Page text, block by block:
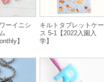
ーイニシ
】
キルトタブレットケー
ス 5-1【2022入園入
学】